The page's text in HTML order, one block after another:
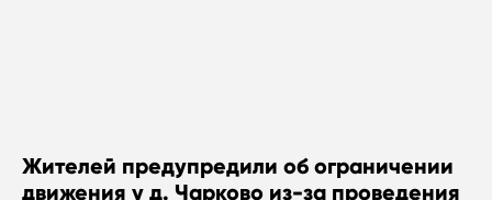
Жителей предупредили об ограничении
движения у д. Чарково из-за проведения